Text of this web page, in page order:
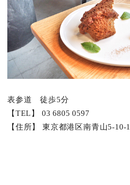
表参道 徒歩5分
【TEL】 03 6805 0597
【住所】 東京都港区南青山5-10-